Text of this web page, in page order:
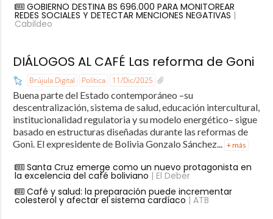
GOBIERNO DESTINA BS 696.000 PARA MONITOREAR
REDES SOCIALES Y DETECTAR MENCIONES NEGATIVAS |
Cabildeo
DIÁLOGOS AL CAFÉ Las reforma de Goni
Brújula Digital Política 11/Dic/2025
Buena parte del Estado contemporáneo –su
descentralización, sistema de salud, educación intercultural,
institucionalidad regulatoria y su modelo energético– sigue
basado en estructuras diseñadas durante las reformas de
Goni. El expresidente de Bolivia Gonzalo Sánchez... + más
Santa Cruz emerge como un nuevo protagonista en
la excelencia del café boliviano | El Deber
Café y salud: la preparación puede incrementar
colesterol y afectar el sistema cardíaco | ATB